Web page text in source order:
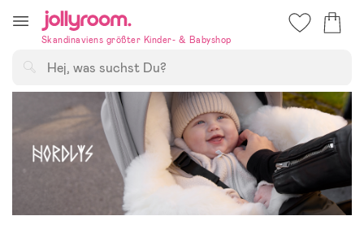
till
innehålletSkandinaviens größter Kinder- & Babyshop